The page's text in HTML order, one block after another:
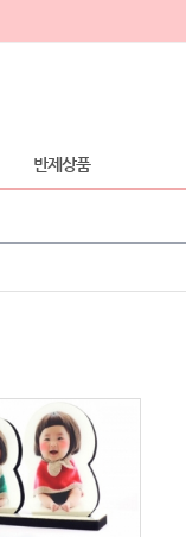
반제상품